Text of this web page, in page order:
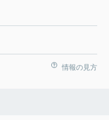
情報の見方